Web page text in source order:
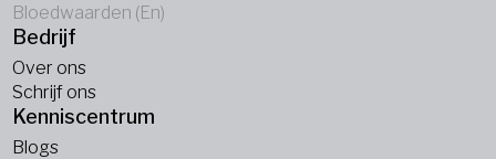
Bloedwaarden (En)
Bedrijf
Over ons
Schrijf ons
Kenniscentrum
Blogs